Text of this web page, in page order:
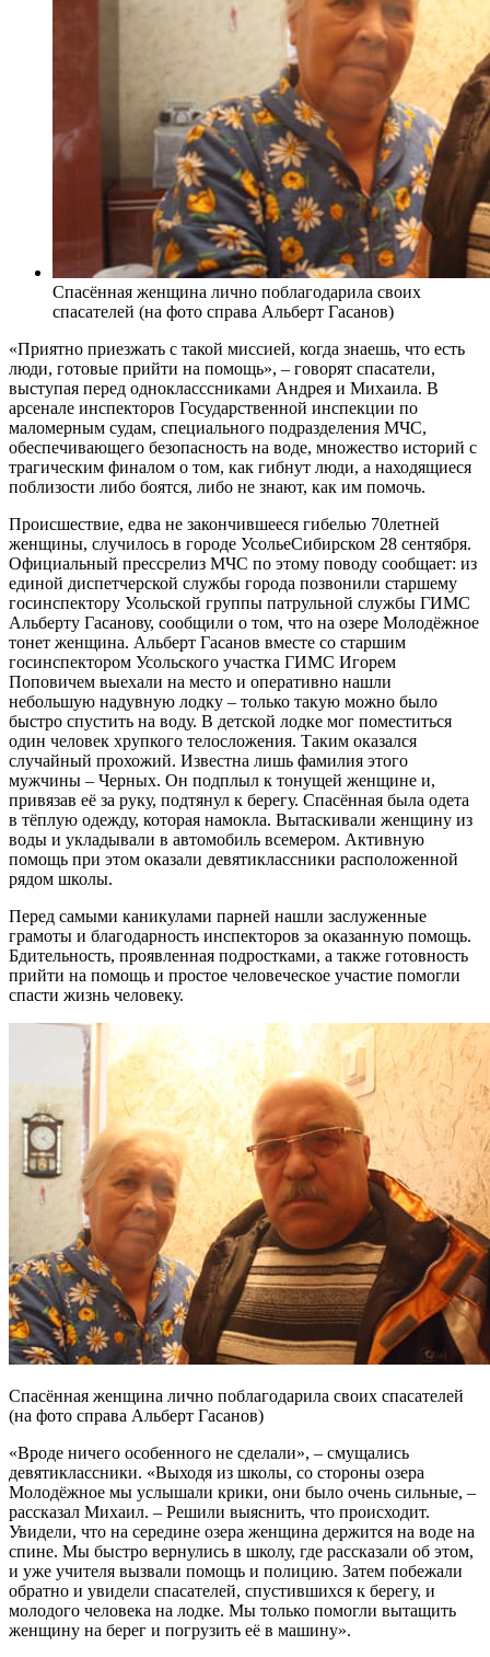
Спасённая женщина лично поблагодарила своих
спасателей (на фото справа Альберт Гасанов)
«Приятно приезжать с такой миссией, когда знаешь, что есть
люди, готовые прийти на помощь», – говорят спасатели,
выступая перед однокласссниками Андрея и Михаила. В
арсенале инспекторов Государственной инспекции по
маломерным судам, специального подразделения МЧС,
обеспечивающего безопасность на воде, множество историй с
трагическим финалом о том, как гибнут люди, а находящиеся
поблизости либо боятся, либо не знают, как им помочь.
Происшествие, едва не закончившееся гибелью 70летней
женщины, случилось в городе УсольеСибирском 28 сентября.
Официальный прессрелиз МЧС по этому поводу сообщает: из
единой диспетчерской службы города позвонили старшему
госинспектору Усольской группы патрульной службы ГИМС
Альберту Гасанову, сообщили о том, что на озере Молодёжное
тонет женщина. Альберт Гасанов вместе со старшим
госинспектором Усольского участка ГИМС Игорем
Поповичем выехали на место и оперативно нашли
небольшую надувную лодку – только такую можно было
быстро спустить на воду. В детской лодке мог поместиться
один человек хрупкого телосложения. Таким оказался
случайный прохожий. Известна лишь фамилия этого
мужчины – Черных. Он подплыл к тонущей женщине и,
привязав её за руку, подтянул к берегу. Спасённая была одета
в тёплую одежду, которая намокла. Вытаскивали женщину из
воды и укладывали в автомобиль всемером. Активную
помощь при этом оказали девятиклассники расположенной
рядом школы.
Перед самыми каникулами парней нашли заслуженные
грамоты и благодарность инспекторов за оказанную помощь.
Бдительность, проявленная подростками, а также готовность
прийти на помощь и простое человеческое участие помогли
спасти жизнь человеку.
Спасённая женщина лично поблагодарила своих спасателей
(на фото справа Альберт Гасанов)
«Вроде ничего особенного не сделали», – смущались
девятиклассники. «Выходя из школы, со стороны озера
Молодёжное мы услышали крики, они было очень сильные, –
рассказал Михаил. – Решили выяснить, что происходит.
Увидели, что на середине озера женщина держится на воде на
спине. Мы быстро вернулись в школу, где рассказали об этом,
и уже учителя вызвали помощь и полицию. Затем побежали
обратно и увидели спасателей, спустившихся к берегу, и
молодого человека на лодке. Мы только помогли вытащить
женщину на берег и погрузить её в машину».